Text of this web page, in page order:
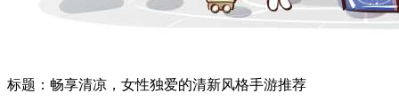
标题：畅享清凉，女性独爱的清新风格手游推荐